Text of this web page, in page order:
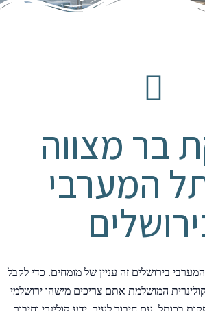
בר מצווה
המערבי
בירושלים זה עניין של מומחים. כדי לקבל
המושלמת אתם צריכים מישהו ירושלמי